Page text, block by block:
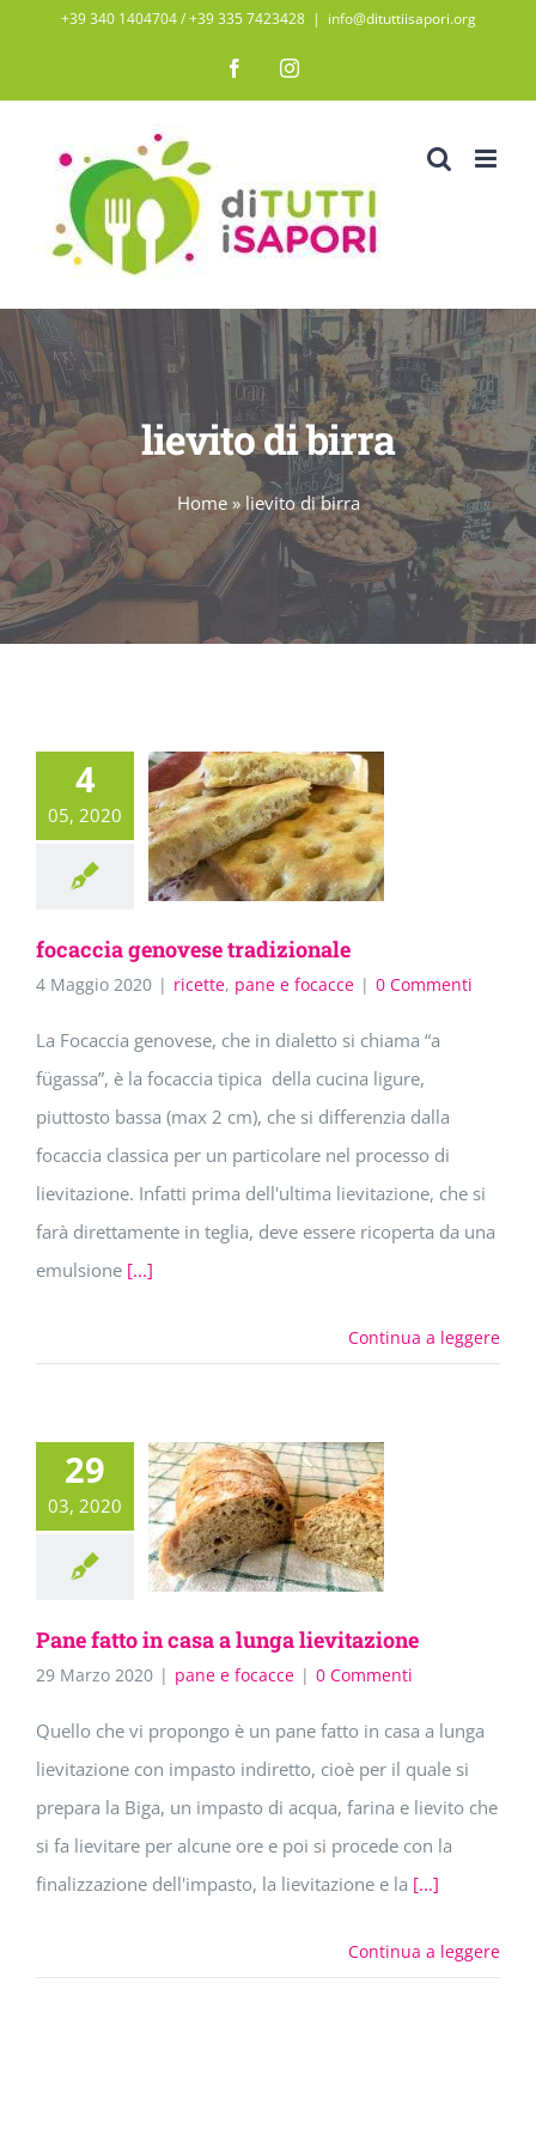
contenuto
+39 340 1404704 / ‭+39 335 7423428‬ | info@dituttiisapori.org
FacebookInstagram
lievito di birra
Home»lievito di birra
4
05, 2020
focaccia genovese tradizionale
4 Maggio 2020 | ricette, pane e focacce | 0 Commenti
La Focaccia genovese, che in dialetto si chiama “a
fügassa”, è la focaccia tipica della cucina ligure,
piuttosto bassa (max 2 cm), che si differenzia dalla
focaccia classica per un particolare nel processo di
lievitazione. Infatti prima dell'ultima lievitazione, che si
farà direttamente in teglia, deve essere ricoperta da una
emulsione [...]
Continua a leggere
29
03, 2020
Pane fatto in casa a lunga lievitazione
29 Marzo 2020 | pane e focacce | 0 Commenti
Quello che vi propongo è un pane fatto in casa a lunga
lievitazione con impasto indiretto, cioè per il quale si
prepara la Biga, un impasto di acqua, farina e lievito che
si fa lievitare per alcune ore e poi si procede con la
finalizzazione dell'impasto, la lievitazione e la [...]
Continua a leggere